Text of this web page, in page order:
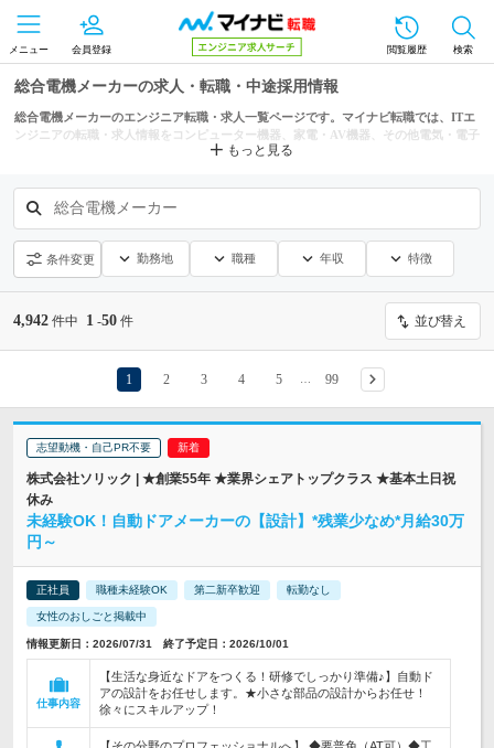
メニュー 会員登録 閲覧履歴 検索
総合電機メーカーの求人・転職・中途採用情報
総合電機メーカーのエンジニア転職・求人一覧ページです。マイナビ転職では、ITエ
ンジニアの転職・求人情報をコンピューター機器、家電・AV機器、その他電気・電子
もっと見る
総合電機メーカー
条件変更 勤務地 職種 年収 特徴
4,942 件中 1 -50 件 並び替え
1 2 3 4 5 99
志望動機・自己PR不要
株式会社ソリック | ★創業55年 ★業界シェアトップクラス ★基本土日祝
休み
未経験OK！自動ドアメーカーの【設計】*残業少なめ*月給30万
円～
正社員 職種未経験OK 第二新卒歓迎 転勤なし
女性のおしごと掲載中
情報更新日：2026/07/31 終了予定日：2026/10/01
仕事内容
【生活な身近なドアをつくる！研修でしっかり準備♪】自動ド
アの設計をお任せします。★小さな部品の設計からお任せ！
徐々にスキルアップ！